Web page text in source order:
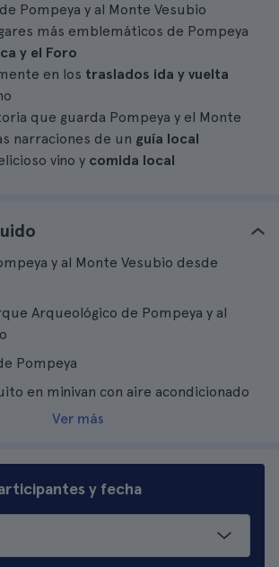
Pompeya y al Monte Vesubio
más emblemáticos de Pompeya
y el Foro
en los traslados ida y vuelta
que guarda Pompeya y el Monte
narraciones de un guía local
vino y comida local
y al Monte Vesubio desde
Arqueológico de Pompeya y al
Pompeya
en minivan con aire acondicionado
Ver más
y fecha